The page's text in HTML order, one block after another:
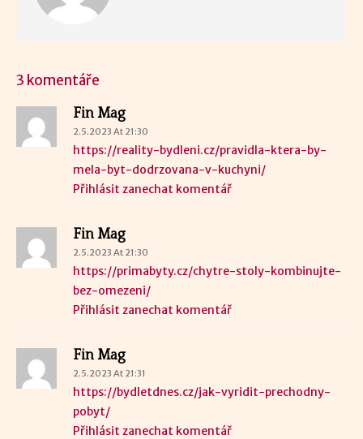
3 komentáře
Fin Mag
2.5.2023 At 21:30
https://reality-bydleni.cz/pravidla-ktera-by-
mela-byt-dodrzovana-v-kuchyni/
Přihlásit zanechat komentář
Fin Mag
2.5.2023 At 21:30
https://primabyty.cz/chytre-stoly-kombinujte-
bez-omezeni/
Přihlásit zanechat komentář
Fin Mag
2.5.2023 At 21:31
https://bydletdnes.cz/jak-vyridit-prechodny-
pobyt/
Přihlásit zanechat komentář